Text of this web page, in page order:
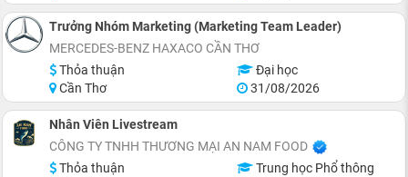
Trưởng Nhóm Marketing (Marketing Team Leader)
MERCEDES-BENZ HAXACO CẦN THƠ
Thỏa thuận
Đại học
Cần Thơ
31/08/2026
Nhân Viên Livestream
CÔNG TY TNHH THƯƠNG MẠI AN NAM FOOD
Thỏa thuận
Trung học Phổ thông